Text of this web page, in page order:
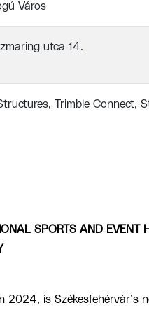
Város
utca 14.
Trimble Connect
SPORTS AND EVENT
2024, is Székesfehérvár’s